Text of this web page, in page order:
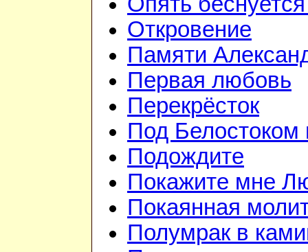
Откровение
Памяти
Первая любовь
Перекрёсток
Под Белостоком
Подождите
Покажите мне
Покаянная
Полумрак в